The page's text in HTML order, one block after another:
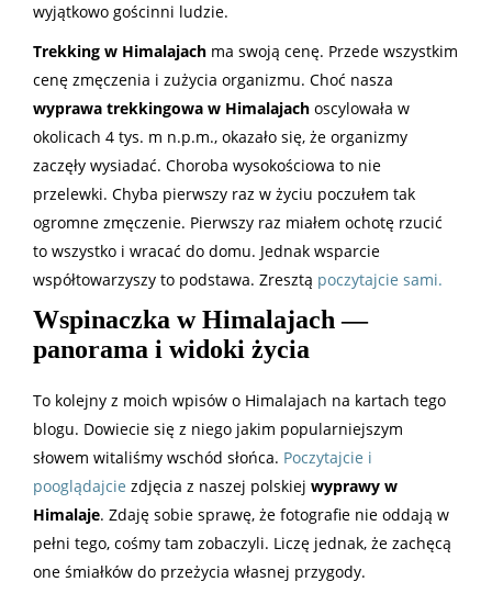
wyjątkowo gościnni ludzie.
Trekking w Himalajach ma swoją cenę. Przede wszystkim
cenę zmęczenia i zużycia organizmu. Choć nasza
wyprawa trekkingowa w Himalajach oscylowała w
okolicach 4 tys. m n.p.m., okazało się, że organizmy
zaczęły wysiadać. Choroba wysokościowa to nie
przelewki. Chyba pierwszy raz w życiu poczułem tak
ogromne zmęczenie. Pierwszy raz miałem ochotę rzucić
to wszystko i wracać do domu. Jednak wsparcie
współtowarzyszy to podstawa. Zresztą poczytajcie sami.
Wspinaczka w Himalajach —
panorama i widoki życia
To kolejny z moich wpisów o Himalajach na kartach tego
blogu. Dowiecie się z niego jakim popularniejszym
słowem witaliśmy wschód słońca. Poczytajcie i
pooglądajcie zdjęcia z naszej polskiej wyprawy w
Himalaje. Zdaję sobie sprawę, że fotografie nie oddają w
pełni tego, cośmy tam zobaczyli. Liczę jednak, że zachęcą
one śmiałków do przeżycia własnej przygody.